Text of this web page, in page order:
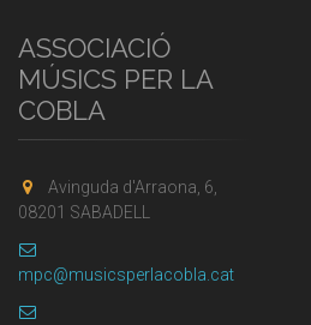
ASSOCIACIÓ
MÚSICS PER LA
COBLA
Avinguda d'Arraona, 6,
08201 SABADELL
mpc@musicsperlacobla.cat